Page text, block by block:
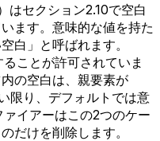
はセクション2.10で空白
ます。意味的な値を持た
白」と呼ばれます。
ことが許可されていま
の空白は、親要素が
り、デフォルトでは意
イアーはこの2つのケー
だけを削除します。